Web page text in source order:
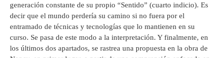
generación constante de su propio “Sentido” (cuarto indicio). Es
decir que el mundo perdería su camino si no fuera por el
entramado de técnicas y tecnologías que lo mantienen en su
curso. Se pasa de este modo a la interpretación. Y finalmente, en
los últimos dos apartados, se rastrea una propuesta en la obra de